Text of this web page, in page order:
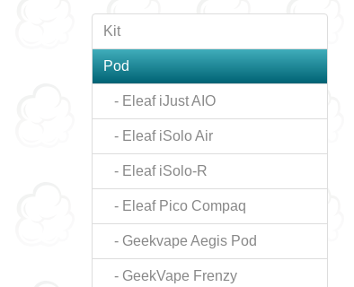
Kit
Pod
- Eleaf iJust AIO
- Eleaf iSolo Air
- Eleaf iSolo-R
- Eleaf Pico Compaq
- Geekvape Aegis Pod
- GeekVape Frenzy